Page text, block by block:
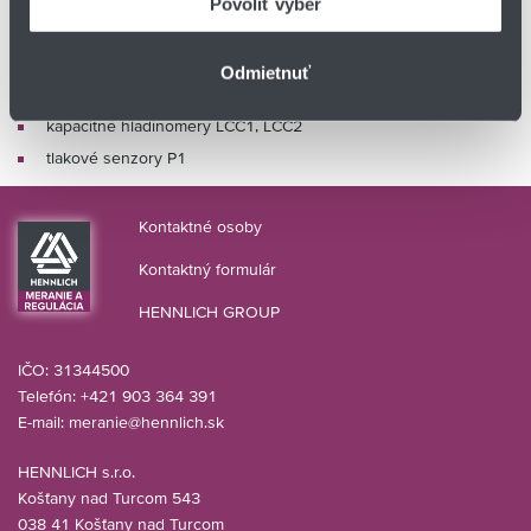
Odmietnuť
indukčný prietokomer MID
kalorimetrický prietokomer F
kapacitné hladinomery LCC1, LCC2
tlakové senzory P1
Kontaktné osoby
Kontaktný formulár
HENNLICH GROUP
HENNLICH s.r.o.
Košťany nad Turcom 543
038 41 Košťany nad Turcom
IČO: 31344500
Telefón: +421 903 364 391
E-mail: meranie@hennlich.sk